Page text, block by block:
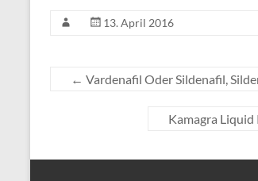
13. April 2016
← Vardenafil Oder Sildenafil,
Kamagra